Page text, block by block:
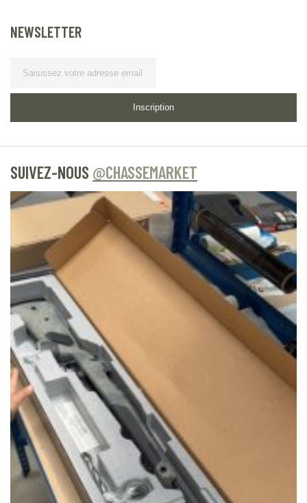
NEWSLETTER
Inscription
SUIVEZ-NOUS @CHASSEMARKET